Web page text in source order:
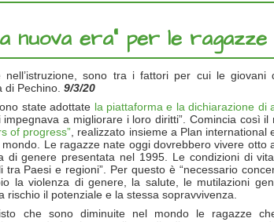
nuova era” per le ragazze
sono tra i fattori per cui le giovani
Pechino. 9/3/20
state adottate la piattaforma e la dichiarazione di
a migliorare i loro diritti”. Comincia così il
of progress” , realizzato insieme a Plan international
Le ragazze nate oggi dovrebbero vivere otto
di genere presentata nel 1995. Le condizioni di
Paesi e regioni”. Per questo è “necessario
la violenza di genere, la salute, le mutilazioni
il potenziale e la stessa sopravvivenza.
che sono diminuite nel mondo le ragazze